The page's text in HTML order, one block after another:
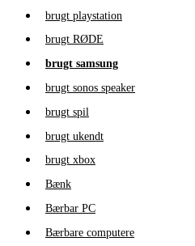
brugt playstation
brugt RØDE
brugt samsung
brugt sonos speaker
brugt spil
brugt ukendt
brugt xbox
Bænk
Bærbar PC
Bærbare computere